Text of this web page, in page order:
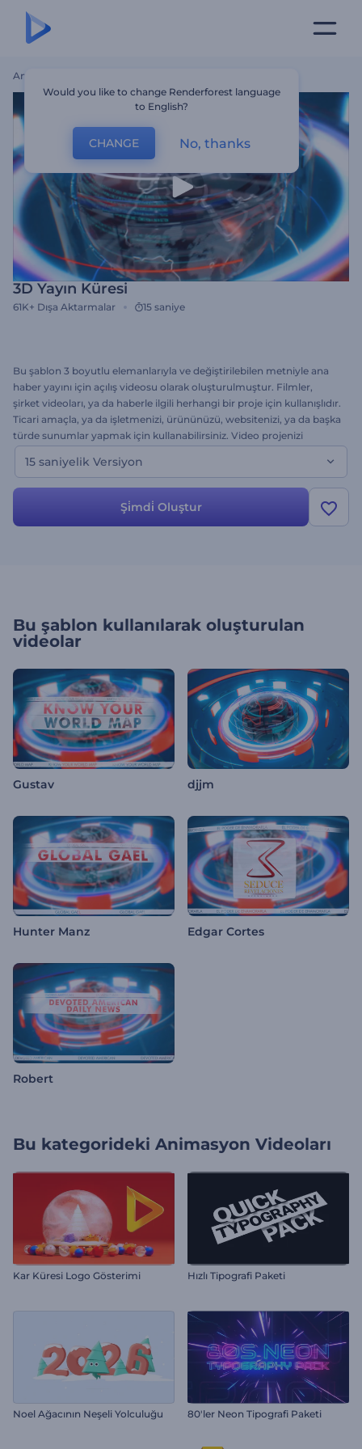
Ana Sayfa
3D Yayın Küresi
61K+ Dışa Aktarmalar 15 saniye
Bu şablon 3 boyutlu elemanlarıyla ve değiştirilebilen metniyle ana
haber yayını için açılış videosu olarak oluşturulmuştur. Filmler,
şirket videoları, ya da haberle ilgili herhangi bir proje için kullanışlıdır.
Ticari amaçla, ya da işletmenizi, ürününüzü, websitenizi, ya da başka
türde sunumlar yapmak için kullanabilirsiniz. Video projenizi
oluşturun, renkleri ayarlayın, görüntünüzü yükleyin ve izleyicilerinizi
etkileyin. Hemen şimdi deneyin, ücretsiz.
15 saniyelik Versiyon
Şi̇mdi̇ Oluştur
Bu şablon kullanılarak oluşturulan
videolar
Gustav djjm
Hunter Manz Edgar Cortes
Robert
Bu kategorideki Animasyon Videoları
Kar Küresi Logo Gösterimi Hızlı Tipografi Paketi
Noel Ağacının Neşeli Yolculuğu 80'ler Neon Tipografi Paketi
Would you like to change Renderforest language
to English?
CHANGE No, thanks